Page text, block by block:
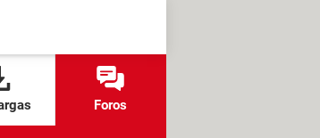
Foros